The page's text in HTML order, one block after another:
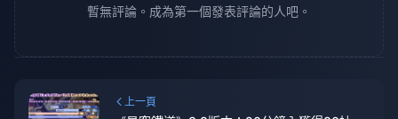
暫無評論。成為第一個發表評論的人吧。
上一頁